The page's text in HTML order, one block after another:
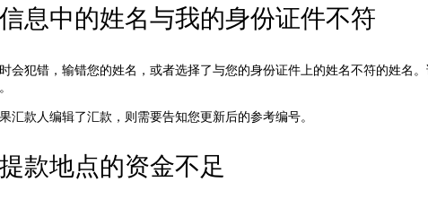
息中的姓名与我的身份证件不符
会犯错，输错您的姓名，或者选择了与您的身份证件上的姓名不符的姓名
汇款人编辑了汇款，则需要告知您更新后的参考编号。
款地点的资金不足